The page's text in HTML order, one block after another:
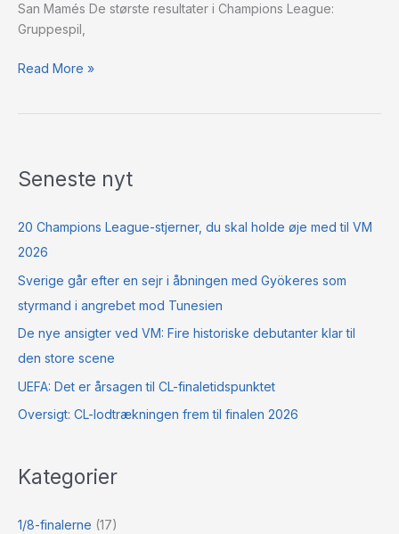
San Mamés De største resultater i Champions League:
Gruppespil,
Read More »
Seneste nyt
20 Champions League-stjerner, du skal holde øje med til VM
2026
Sverige går efter en sejr i åbningen med Gyökeres som
styrmand i angrebet mod Tunesien
De nye ansigter ved VM: Fire historiske debutanter klar til
den store scene
UEFA: Det er årsagen til CL-finaletidspunktet
Oversigt: CL-lodtrækningen frem til finalen 2026
Kategorier
1/8-finalerne (17)